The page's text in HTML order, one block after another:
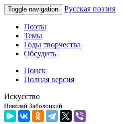
Toggle navigation Русская поэзия
Поэты
Темы
Годы творчества
Обсудить
Поиск
Полная версия
Искусство
Николай Заболоцкий